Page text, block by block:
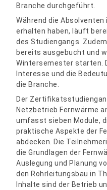
Branche durchgeführt.
Während die
erhalten haben, läuft
des Studiengangs.
bereits ausgebucht und
Wintersemester starten.
Interesse und die
die Branche.
Der
Netzbetrieb Fernwärme
umfasst sieben Module,
praktische Aspekte der
abdecken. Die
die Grundlagen der
Auslegung und Planung
den Rohrleitungsbau in
Inhalte sind der Betrieb